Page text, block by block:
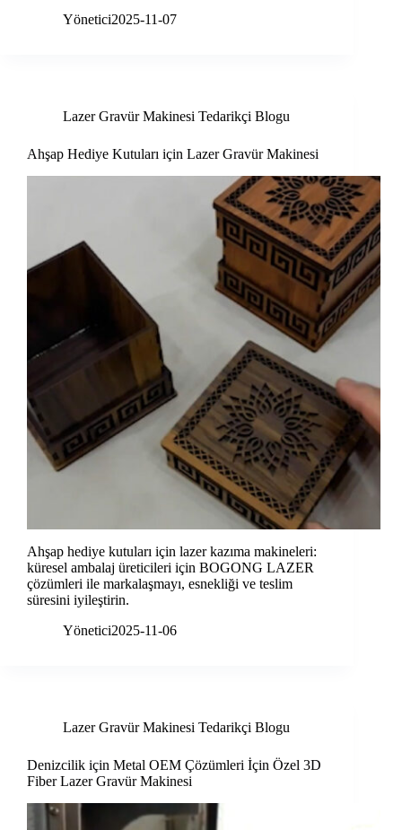
Yönetici2025-11-07
Lazer Gravür Makinesi Tedarikçi Blogu
Ahşap Hediye Kutuları için Lazer Gravür Makinesi
Ahşap hediye kutuları için lazer kazıma makineleri:
küresel ambalaj üreticileri için BOGONG LAZER
çözümleri ile markalaşmayı, esnekliği ve teslim
süresini iyileştirin.
Yönetici2025-11-06
Lazer Gravür Makinesi Tedarikçi Blogu
Denizcilik için Metal OEM Çözümleri İçin Özel 3D
Fiber Lazer Gravür Makinesi